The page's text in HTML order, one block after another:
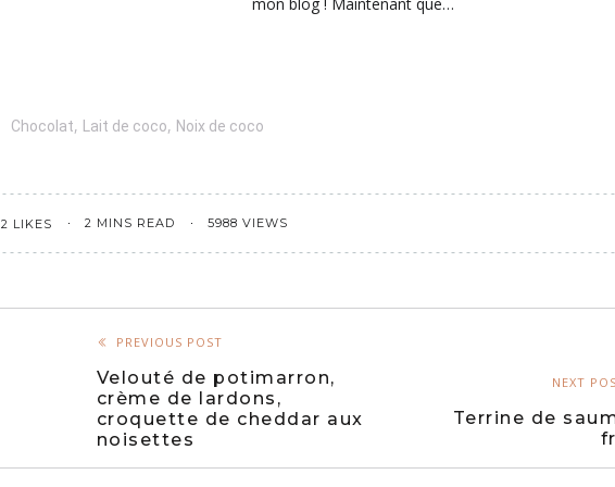
Chocolat, Lait de coco, Noix de coco
2 LIKES 2 MINS READ 5988 VIEWS
PREVIOUS POST
Velouté de potimarron,
crème de lardons,
croquette de cheddar aux
noisettes
NEXT
Terrine de